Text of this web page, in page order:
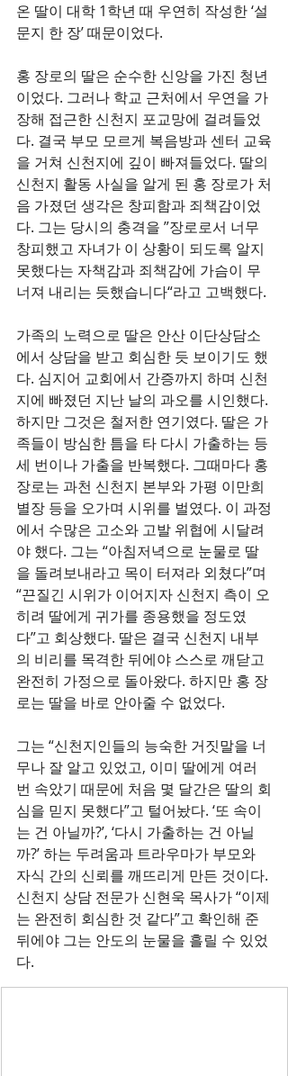
온 딸이 대학 1학년 때 우연히 작성한 ‘설
문지 한 장’ 때문이었다.
홍 장로의 딸은 순수한 신앙을 가진 청년
이었다. 그러나 학교 근처에서 우연을 가
장해 접근한 신천지 포교망에 걸려들었
다. 결국 부모 모르게 복음방과 센터 교육
을 거쳐 신천지에 깊이 빠져들었다. 딸의
신천지 활동 사실을 알게 된 홍 장로가 처
음 가졌던 생각은 창피함과 죄책감이었
다. 그는 당시의 충격을 ”장로로서 너무
창피했고 자녀가 이 상황이 되도록 알지
못했다는 자책감과 죄책감에 가슴이 무
너져 내리는 듯했습니다“라고 고백했다.
가족의 노력으로 딸은 안산 이단상담소
에서 상담을 받고 회심한 듯 보이기도 했
다. 심지어 교회에서 간증까지 하며 신천
지에 빠졌던 지난 날의 과오를 시인했다.
하지만 그것은 철저한 연기였다. 딸은 가
족들이 방심한 틈을 타 다시 가출하는 등
세 번이나 가출을 반복했다. 그때마다 홍
장로는 과천 신천지 본부와 가평 이만희
별장 등을 오가며 시위를 벌였다. 이 과정
에서 수많은 고소와 고발 위협에 시달려
야 했다. 그는 “아침저녁으로 눈물로 딸
을 돌려보내라고 목이 터져라 외쳤다”며
“끈질긴 시위가 이어지자 신천지 측이 오
히려 딸에게 귀가를 종용했을 정도였
다”고 회상했다. 딸은 결국 신천지 내부
의 비리를 목격한 뒤에야 스스로 깨닫고
완전히 가정으로 돌아왔다. 하지만 홍 장
로는 딸을 바로 안아줄 수 없었다.
그는 “신천지인들의 능숙한 거짓말을 너
무나 잘 알고 있었고, 이미 딸에게 여러
번 속았기 때문에 처음 몇 달간은 딸의 회
심을 믿지 못했다”고 털어놨다. ‘또 속이
는 건 아닐까?’, ‘다시 가출하는 건 아닐
까?’ 하는 두려움과 트라우마가 부모와
자식 간의 신뢰를 깨뜨리게 만든 것이다.
신천지 상담 전문가 신현욱 목사가 “이제
는 완전히 회심한 것 같다”고 확인해 준
뒤에야 그는 안도의 눈물을 흘릴 수 있었
다.